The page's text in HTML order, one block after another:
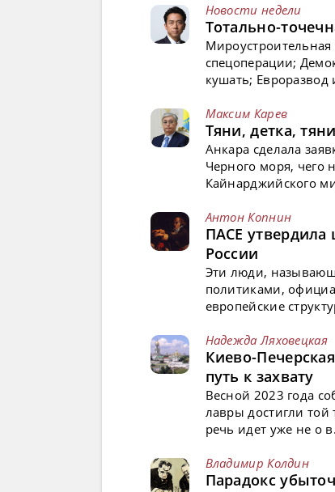
Новости недели
Тотально-
спецоперации;
кушать;
Максим Карев
Тяни, детка,
Анкара сделала
Черного моря, чего
Кайнарджийского
Антон Копнин
ПАСЕ утвердила
России
Эти люди,
политиками,
европейские
Надежда Ляховецкая
Киево-
путь к захвату
Весной 2023 года
лавры достигли той
речь идет уже не о
Владимир Колдин
Парадокс